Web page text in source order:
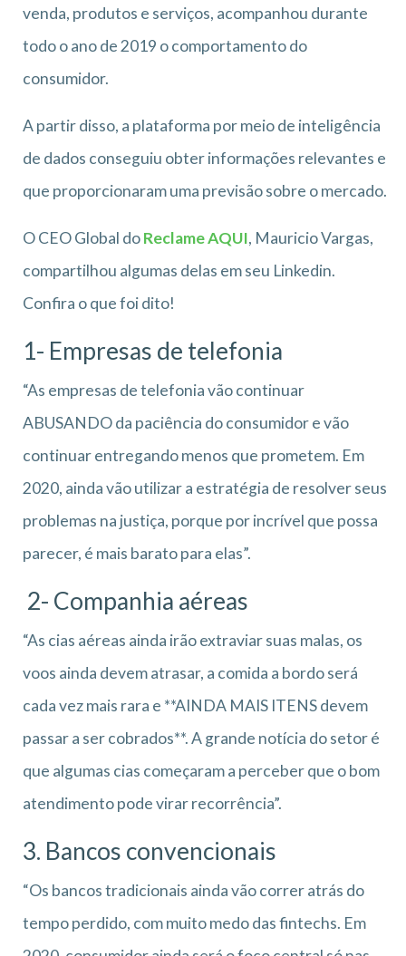
venda, produtos e serviços, acompanhou durante
todo o ano de 2019 o comportamento do
consumidor.
A partir disso, a plataforma por meio de inteligência
de dados conseguiu obter informações relevantes e
que proporcionaram uma previsão sobre o mercado.
O CEO Global doReclame AQUI, Mauricio Vargas,
compartilhou algumas delas em seu Linkedin.
Confira o que foi dito!
1- Empresas de telefonia
“As empresas de telefonia vão continuar
ABUSANDO da paciência do consumidor e vão
continuar entregando menos que prometem. Em
2020, ainda vão utilizar a estratégia de resolver seus
problemas na justiça, porque por incrível que possa
parecer, é mais barato para elas”.
2- Companhia aéreas
“As cias aéreas ainda irão extraviar suas malas, os
voos ainda devem atrasar, a comida a bordo será
cada vez mais rara e **AINDA MAIS ITENS devem
passar a ser cobrados**. A grande notícia do setor é
que algumas cias começaram a perceber que o bom
atendimento pode virar recorrência”.
3. Bancos convencionais
“Os bancos tradicionais ainda vão correr atrás do
tempo perdido, com muito medo das fintechs. Em